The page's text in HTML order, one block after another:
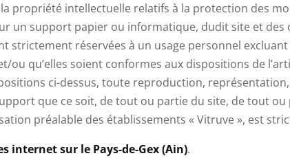
propriété intellectuelle relatifs à la protection des
un support papier ou informatique, dudit site et
strictement réservées à un usage personnel
ou qu’elles soient conformes aux dispositions de
ci-dessus, toute reproduction,
que ce soit, de tout ou partie du site, de tout
préalable des établissements « Vitruve », est
internet sur le Pays-de-Gex (Ain).